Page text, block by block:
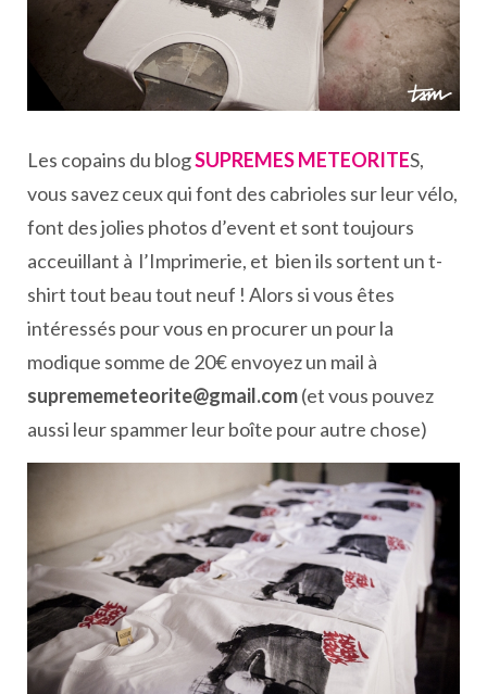
Les copains du blogSUPREMES METEORITES,
vous savez ceux qui font des cabrioles sur leur vélo,
font des jolies photos d’event et sont toujours
acceuillant à l’Imprimerie, et bien ils sortent un t-
shirt tout beau tout neuf ! Alors si vous êtes
intéressés pour vous en procurer un pour la
modique somme de 20€ envoyez un mail à
suprememeteorite@gmail.com(et vous pouvez
aussi leur spammer leur boîte pour autre chose)